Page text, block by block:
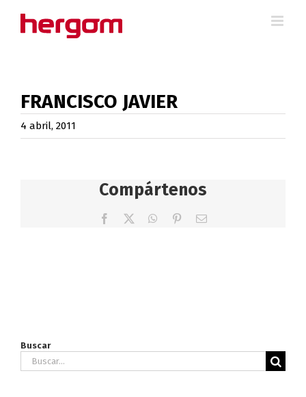
FRANCISCO JAVIER
4 abril, 2011
Compártenos
Facebook WhatsApp
PinterestCorreo
Buscar
Buscar: